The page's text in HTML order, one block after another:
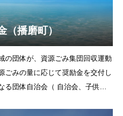
（播磨町）
の団体が、資源ごみ集団回収運動
ごみの量に応じて奨励金を交付し
団体自治会（ 自治会、子供